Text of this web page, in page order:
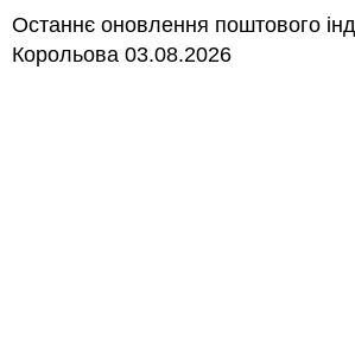
Останнє оновлення поштового
Корольова 03.08.2026